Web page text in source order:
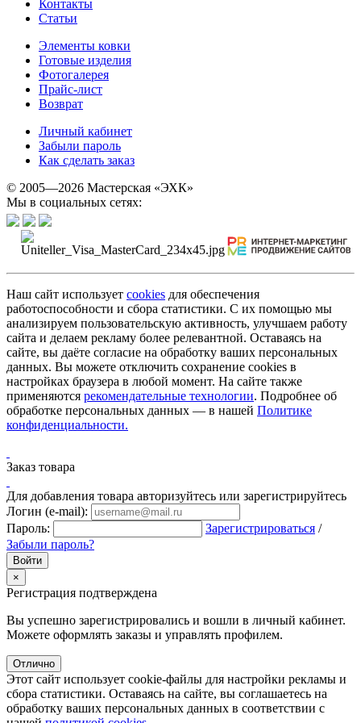
Контакты
Статьи
Элементы ковки
Готовые изделия
Фотогалерея
Прайс-лист
Возврат
Личный кабинет
Забыли пароль
Как сделать заказ
© 2005—2026 Мастерская «ЭХК»
Мы в социальных сетях:
Наш сайт использует cookies для обеспечения
работоспособности и сбора статистики. С их помощью мы
анализируем пользовательскую активность, улучшаем работу
сайта и делаем рекламу более релевантной. Оставаясь на
сайте, вы даёте согласие на обработку ваших персональных
данных. Вы можете отключить сохранение cookies в
настройках браузера в любой момент. На сайте также
применяются рекомендательные технологии. Подробнее об
обработке персональных данных — в нашей Политике
конфиденциальности.
Заказ товара
Для добавления товара авторизуйтесь или зарегистрируйтесь
Логин (e-mail):
Пароль:
Зарегистрироваться /
Забыли пароль?
×
Регистрация подтверждена
Вы успешно зарегистрировались и вошли в личный кабинет.
Можете оформлять заказы и управлять профилем.
Отлично
Этот сайт использует cookie-файлы для настройки рекламы и
сбора статистики. Оставаясь на сайте, вы соглашаетесь на
обработку ваших персональных данных в соответствии с